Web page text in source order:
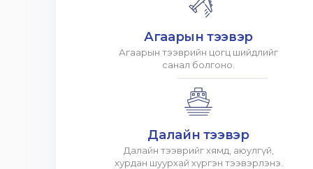
Агаарын тээвэр
Агаарын тээврийн цогц шийдлийг
санал болгоно.
Далайн тээвэр
Далайн тээврийг хямд, аюулгүй,
хурдан шуурхай хүргэн тээвэрлэнэ.